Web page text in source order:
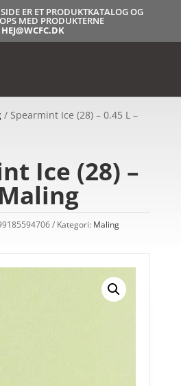
ER ET PRODUKTKATALOG OG
MED PRODUKTERNE
HEJ@WCFC.DK
/ Spearmint Ice (28) – 0.45 L –
Ice (28) –
Kategori: Maling